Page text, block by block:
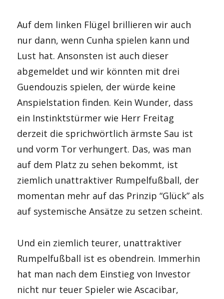
Auf dem linken Flügel brillieren wir auch
nur dann, wenn Cunha spielen kann und
Lust hat. Ansonsten ist auch dieser
abgemeldet und wir könnten mit drei
Guendouzis spielen, der würde keine
Anspielstation finden. Kein Wunder, dass
ein Instinktstürmer wie Herr Freitag
derzeit die sprichwörtlich ärmste Sau ist
und vorm Tor verhungert. Das, was man
auf dem Platz zu sehen bekommt, ist
ziemlich unattraktiver Rumpelfußball, der
momentan mehr auf das Prinzip “Glück” als
auf systemische Ansätze zu setzen scheint.
Und ein ziemlich teurer, unattraktiver
Rumpelfußball ist es obendrein. Immerhin
hat man nach dem Einstieg von Investor
nicht nur teuer Spieler wie Ascacibar,